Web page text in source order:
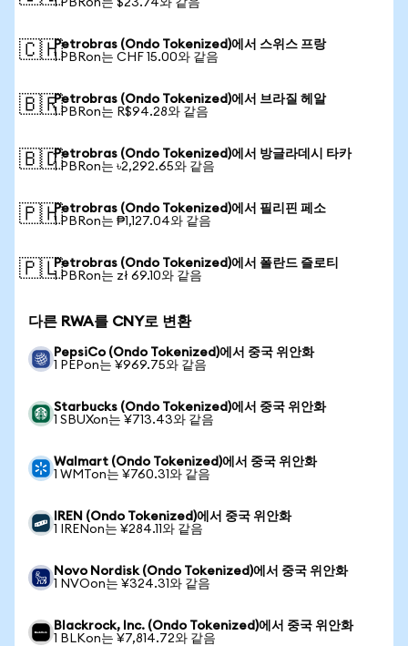
1 PBRon는 $23.74와 같음
🇨🇭Petrobras (Ondo Tokenized)에서 스위스 프랑
1 PBRon는 CHF 15.00와 같음
🇧🇷Petrobras (Ondo Tokenized)에서 브라질 헤알
1 PBRon는 R$94.28와 같음
🇧🇩Petrobras (Ondo Tokenized)에서 방글라데시 타카
1 PBRon는 ৳2,292.65와 같음
🇵🇭Petrobras (Ondo Tokenized)에서 필리핀 페소
1 PBRon는 ₱1,127.04와 같음
🇵🇱Petrobras (Ondo Tokenized)에서 폴란드 즐로티
1 PBRon는 zł 69.10와 같음
다른 RWA를 CNY로 변환
PepsiCo (Ondo Tokenized)에서 중국 위안화
1 PEPon는 ¥969.75와 같음
Starbucks (Ondo Tokenized)에서 중국 위안화
1 SBUXon는 ¥713.43와 같음
Walmart (Ondo Tokenized)에서 중국 위안화
1 WMTon는 ¥760.31와 같음
IREN (Ondo Tokenized)에서 중국 위안화
1 IRENon는 ¥284.11와 같음
Novo Nordisk (Ondo Tokenized)에서 중국 위안화
1 NVOon는 ¥324.31와 같음
Blackrock, Inc. (Ondo Tokenized)에서 중국 위안화
1 BLKon는 ¥7,814.72와 같음